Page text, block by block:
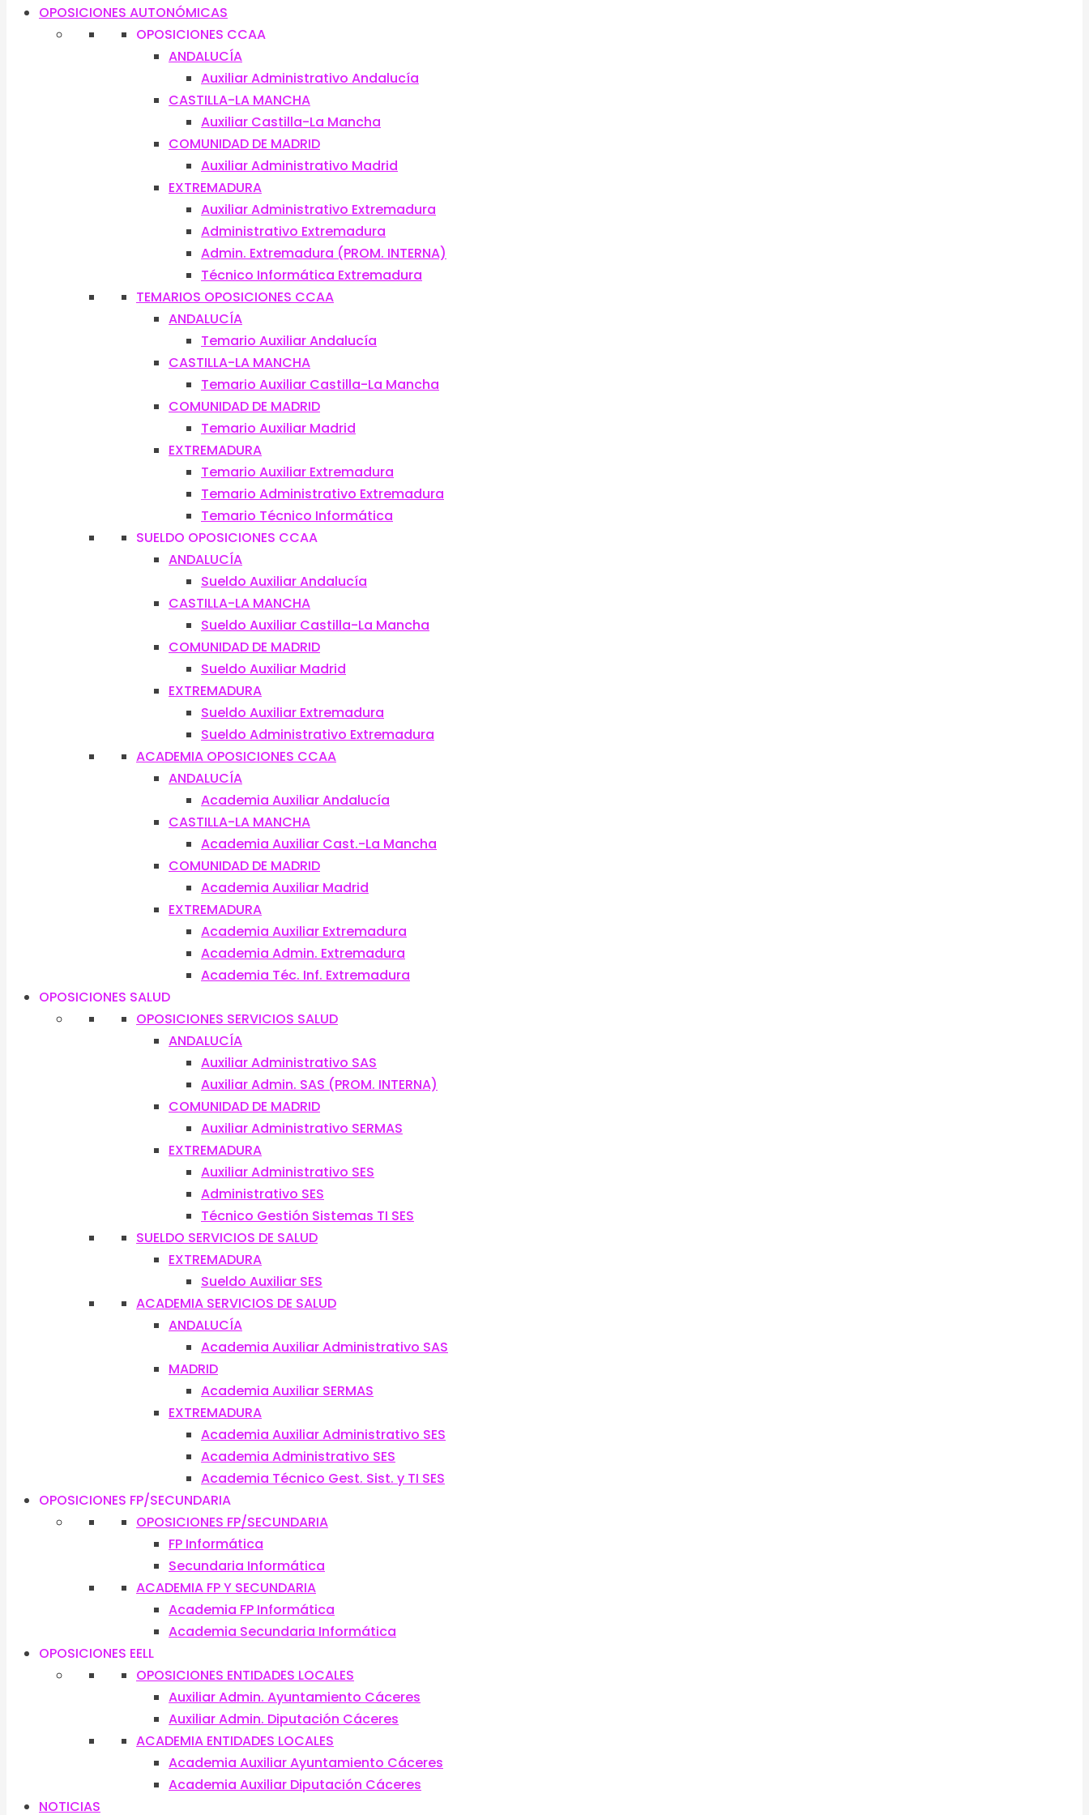
OPOSICIONES AUTONÓMICAS
OPOSICIONES CCAA
ANDALUCÍA
Auxiliar Administrativo Andalucía
CASTILLA-LA MANCHA
Auxiliar Castilla-La Mancha
COMUNIDAD DE MADRID
Auxiliar Administrativo Madrid
EXTREMADURA
Auxiliar Administrativo Extremadura
Administrativo Extremadura
Admin. Extremadura (PROM. INTERNA)
Técnico Informática Extremadura
TEMARIOS OPOSICIONES CCAA
ANDALUCÍA
Temario Auxiliar Andalucía
CASTILLA-LA MANCHA
Temario Auxiliar Castilla-La Mancha
COMUNIDAD DE MADRID
Temario Auxiliar Madrid
EXTREMADURA
Temario Auxiliar Extremadura
Temario Administrativo Extremadura
Temario Técnico Informática
SUELDO OPOSICIONES CCAA
ANDALUCÍA
Sueldo Auxiliar Andalucía
CASTILLA-LA MANCHA
Sueldo Auxiliar Castilla-La Mancha
COMUNIDAD DE MADRID
Sueldo Auxiliar Madrid
EXTREMADURA
Sueldo Auxiliar Extremadura
Sueldo Administrativo Extremadura
ACADEMIA OPOSICIONES CCAA
ANDALUCÍA
Academia Auxiliar Andalucía
CASTILLA-LA MANCHA
Academia Auxiliar Cast.-La Mancha
COMUNIDAD DE MADRID
Academia Auxiliar Madrid
EXTREMADURA
Academia Auxiliar Extremadura
Academia Admin. Extremadura
Academia Téc. Inf. Extremadura
OPOSICIONES SALUD
OPOSICIONES SERVICIOS SALUD
ANDALUCÍA
Auxiliar Administrativo SAS
Auxiliar Admin. SAS (PROM. INTERNA)
COMUNIDAD DE MADRID
Auxiliar Administrativo SERMAS
EXTREMADURA
Auxiliar Administrativo SES
Administrativo SES
Técnico Gestión Sistemas TI SES
SUELDO SERVICIOS DE SALUD
EXTREMADURA
Sueldo Auxiliar SES
ACADEMIA SERVICIOS DE SALUD
ANDALUCÍA
Academia Auxiliar Administrativo SAS
MADRID
Academia Auxiliar SERMAS
EXTREMADURA
Academia Auxiliar Administrativo SES
Academia Administrativo SES
Academia Técnico Gest. Sist. y TI SES
OPOSICIONES FP/SECUNDARIA
OPOSICIONES FP/SECUNDARIA
FP Informática
Secundaria Informática
ACADEMIA FP Y SECUNDARIA
Academia FP Informática
Academia Secundaria Informática
OPOSICIONES EELL
OPOSICIONES ENTIDADES LOCALES
Auxiliar Admin. Ayuntamiento Cáceres
Auxiliar Admin. Diputación Cáceres
ACADEMIA ENTIDADES LOCALES
Academia Auxiliar Ayuntamiento Cáceres
Academia Auxiliar Diputación Cáceres
NOTICIAS